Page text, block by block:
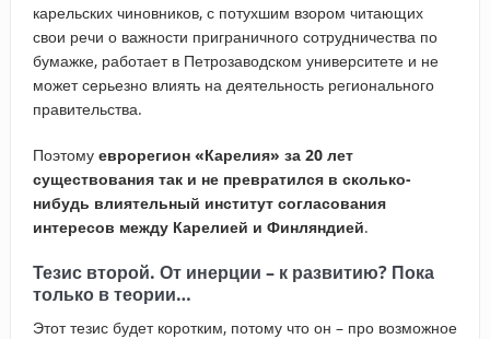
карельских чиновников, с потухшим взором читающих
свои речи о важности приграничного сотрудничества по
бумажке, работает в Петрозаводском университете и не
может серьезно влиять на деятельность регионального
правительства.
Поэтому еврорегион «Карелия» за 20 лет
существования так и не превратился в сколько-
нибудь влиятельный институт согласования
интересов между Карелией и Финляндией.
Тезис второй. От инерции – к развитию? Пока
только в теории…
Этот тезис будет коротким, потому что он – про возможное